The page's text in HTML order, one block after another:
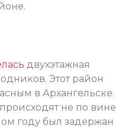
двухэтажная
Этот район
в Архангельске.
не по вине
году был задержан